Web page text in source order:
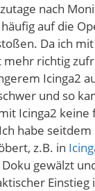
nach
auf die
Da ich
mehr richtig
Icinga2
und so
Icinga2
habe
z.B. in
Doku gewälzt
Einstieg